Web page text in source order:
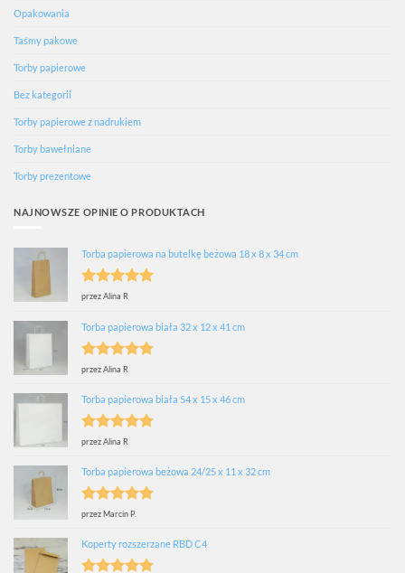
Opakowania
Taśmy pakowe
Torby papierowe
Bez kategorii
Torby papierowe z nadrukiem
Torby bawełniane
Torby prezentowe
NAJNOWSZE OPINIE O PRODUKTACH
Torba papierowa na butelkę beżowa 18 x 8 x 34 cm
Oceniono
przez Alina R
Torba papierowa biała 32 x 12 x 41 cm
Oceniono
przez Alina R
Torba papierowa biała 54 x 15 x 46 cm
Oceniono
przez Alina R
Torba papierowa beżowa 24/25 x 11 x 32 cm
Oceniono
przez Marcin P.
Koperty rozszerzane RBD C4